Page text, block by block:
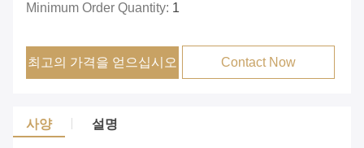
Minimum Order Quantity: 1
최고의 가격을 얻으십시오 Contact Now
사양 설명